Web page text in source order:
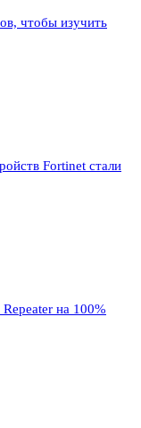
чтобы изучить
Fortinet стали
на 100%